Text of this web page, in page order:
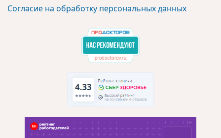
Согласие на обработку персональных данных